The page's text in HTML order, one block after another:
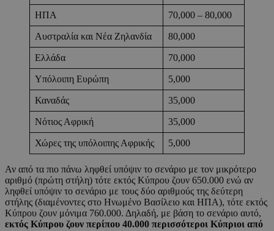
ΗΠΑ 70,000 – 80,000
Αυστραλία και Νέα Ζηλανδία 80,000
Ελλάδα 70,000
Υπόλοιπη Ευρώπη 5,000
Καναδάς 35,000
Νότιος Αφρική 35,000
Χώρες της υπόλοιπης Αφρικής 5,000
Αν από τα πιο πάνω ληφθεί υπόψιν το σενάριο με τον μικρότερο
αριθμό (πρώτη στήλη) τότε εκτός Κύπρου ζουν 650.000 ενώ αν
ληφθεί υπόψιν το σενάριο με τους δύο αριθμούς της δεύτερη
στήλης (διαμένοντες στο Ηνωμένο Βασίλειο και ΗΠΑ), τότε εκτός
Κύπρου ζουν μόνιμα 760.000. Δηλαδή, με βάση το σενάριο αυτό,
εκτός Κύπρου ζουν περίπου 40.000 περισσότεροι Κύπριοι από